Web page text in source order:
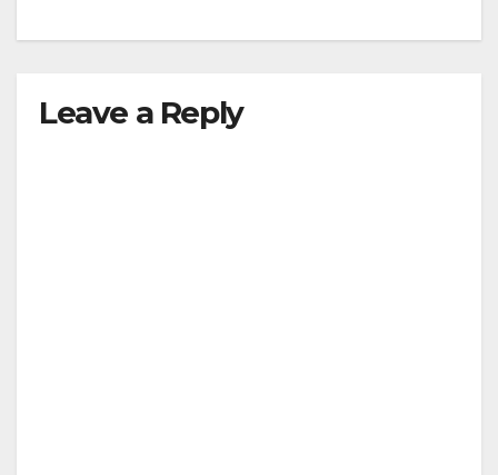
Leave a Reply